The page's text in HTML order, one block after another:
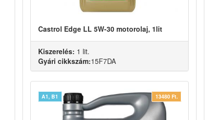
Castrol Edge LL 5W-30 motorolaj, 1lit
Kiszerelés: 1 lit.
Gyári cikkszám:15F7DA
13480 Ft.
A1, B1